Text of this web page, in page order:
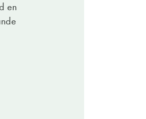
en
istället blåbär, svarta
rätter, en burgare på
och faktiskt inte mer